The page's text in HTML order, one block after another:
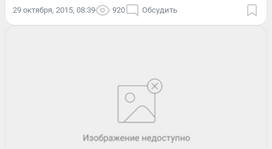
29 октября, 2015, 08:39 920 Обсудить